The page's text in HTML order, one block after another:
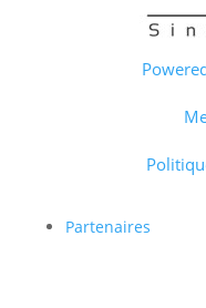
Partenaires